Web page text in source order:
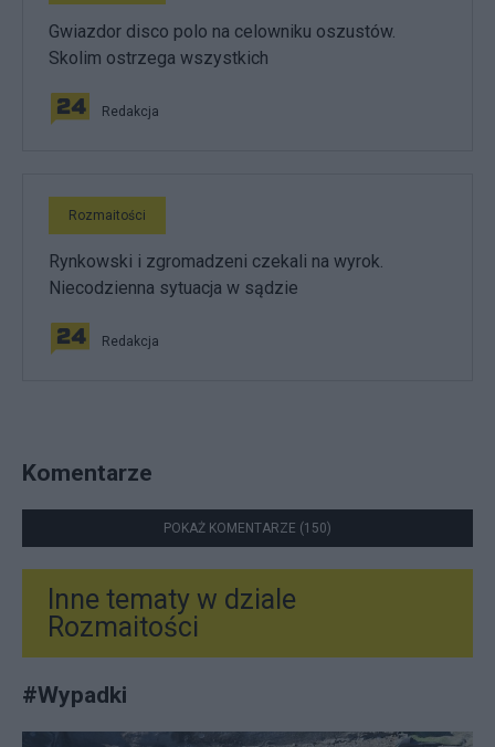
Gwiazdor disco polo na celowniku oszustów.
Skolim ostrzega wszystkich
Redakcja
Rozmaitości
Rynkowski i zgromadzeni czekali na wyrok.
Niecodzienna sytuacja w sądzie
Redakcja
Komentarze
POKAŻ KOMENTARZE (150)
Inne tematy w dziale
Rozmaitości
#Wypadki